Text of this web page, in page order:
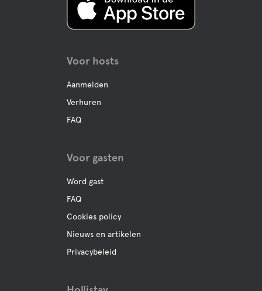
Voor hosts
Aanmelden
Verhuren
FAQ
Voor gasten
Word gast
FAQ
Cookies policy
Nieuws en artikelen
Privacybeleid